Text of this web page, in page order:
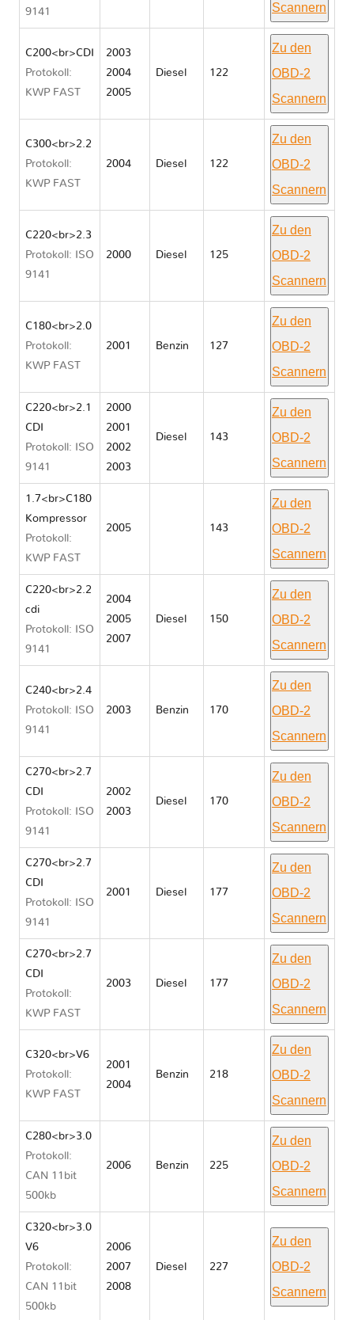
9141
Scannern
C200<br>CDI
Protokoll:
KWP FAST
2003
2004
2005
Diesel 122
Zu den
OBD-2
Scannern
C300<br>2.2
Protokoll:
KWP FAST
2004 Diesel 122
Zu den
OBD-2
Scannern
C220<br>2.3
Protokoll: ISO
9141
2000 Diesel 125
Zu den
OBD-2
Scannern
C180<br>2.0
Protokoll:
KWP FAST
2001 Benzin 127
Zu den
OBD-2
Scannern
C220<br>2.1
CDI
Protokoll: ISO
9141
2000
2001
2002
2003
Diesel 143
Zu den
OBD-2
Scannern
1.7<br>C180
Kompressor
Protokoll:
KWP FAST
2005 143
Zu den
OBD-2
Scannern
C220<br>2.2
cdi
Protokoll: ISO
9141
2004
2005
2007
Diesel 150
Zu den
OBD-2
Scannern
C240<br>2.4
Protokoll: ISO
9141
2003 Benzin 170
Zu den
OBD-2
Scannern
C270<br>2.7
CDI
Protokoll: ISO
9141
2002
2003
Diesel 170
Zu den
OBD-2
Scannern
C270<br>2.7
CDI
Protokoll: ISO
9141
2001 Diesel 177
Zu den
OBD-2
Scannern
C270<br>2.7
CDI
Protokoll:
KWP FAST
2003 Diesel 177
Zu den
OBD-2
Scannern
C320<br>V6
Protokoll:
KWP FAST
2001
2004
Benzin 218
Zu den
OBD-2
Scannern
C280<br>3.0
Protokoll:
CAN 11bit
500kb
2006 Benzin 225
Zu den
OBD-2
Scannern
C320<br>3.0
V6
Protokoll:
CAN 11bit
500kb
2006
2007
2008
Diesel 227
Zu den
OBD-2
Scannern